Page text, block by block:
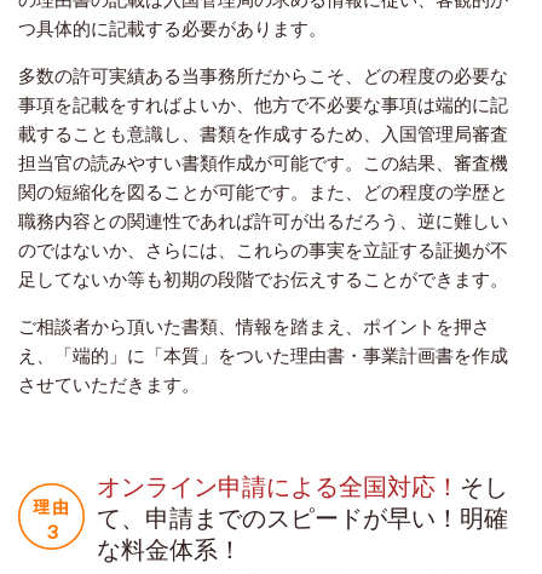
つ具体的に記載する必要があります。
多数の許可実績ある当事務所だからこそ、どの程度の必要な
事項を記載をすればよいか、他方で不必要な事項は端的に記
載することも意識し、書類を作成するため、入国管理局審査
担当官の読みやすい書類作成が可能です。この結果、審査機
関の短縮化を図ることが可能です。また、どの程度の学歴と
職務内容との関連性であれば許可が出るだろう、逆に難しい
のではないか、さらには、これらの事実を立証する証拠が不
足してないか等も初期の段階でお伝えすることができます。
ご相談者から頂いた書類、情報を踏まえ、ポイントを押さ
え、「端的」に「本質」をついた理由書・事業計画書を作成
させていただきます。
オンライン申請による全国対応！ そし
て、申請までのスピードが早い！明確
な料金体系！